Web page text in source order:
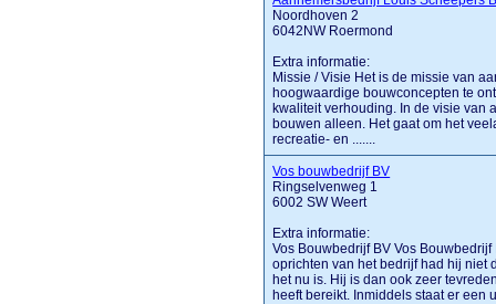
Noordhoven 2
6042NW Roermond
Extra informatie:
Missie / Visie Het is de missie van
hoogwaardige bouwconcepten te
kwaliteit verhouding. In de visie van
bouwen alleen. Het gaat om het
recreatie- en .......
Vos bouwbedrijf BV
Ringselvenweg 1
6002 SW Weert
Extra informatie:
Vos Bouwbedrijf BV Vos
oprichten van het bedrijf had hij niet
het nu is. Hij is dan ook zeer
heeft bereikt. Inmiddels staat er een